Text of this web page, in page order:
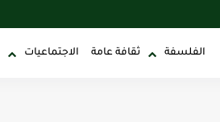
الفلسفة ثقافة عامة الاجتماعيات